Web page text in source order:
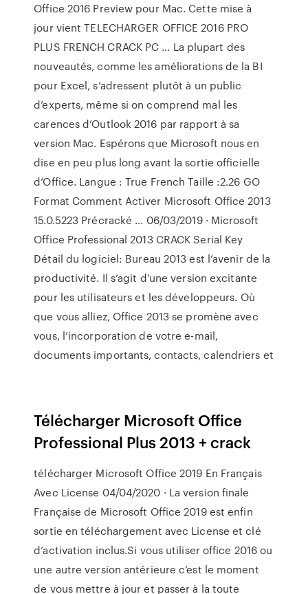
Office 2016 Preview pour Mac. Cette mise à
jour vient TELECHARGER OFFICE 2016 PRO
PLUS FRENCH CRACK PC … La plupart des
nouveautés, comme les améliorations de la BI
pour Excel, s’adressent plutôt à un public
d’experts, même si on comprend mal les
carences d’Outlook 2016 par rapport à sa
version Mac. Espérons que Microsoft nous en
dise en peu plus long avant la sortie officielle
d’Office. Langue : True French Taille :2.26 GO
Format Comment Activer Microsoft Office 2013
15.0.5223 Précracké ... 06/03/2019 · Microsoft
Office Professional 2013 CRACK Serial Key
Détail du logiciel: Bureau 2013 est l’avenir de la
productivité. Il s’agit d’une version excitante
pour les utilisateurs et les développeurs. Où
que vous alliez, Office 2013 se promène avec
vous, l’incorporation de votre e-mail,
documents importants, contacts, calendriers et
Télécharger Microsoft Office
Professional Plus 2013 + crack
télécharger Microsoft Office 2019 En Français
Avec License 04/04/2020 · La version finale
Française de Microsoft Office 2019 est enfin
sortie en téléchargement avec License et clé
d’activation inclus.Si vous utiliser office 2016 ou
une autre version antérieure c’est le moment
de vous mettre à jour et passer à la toute